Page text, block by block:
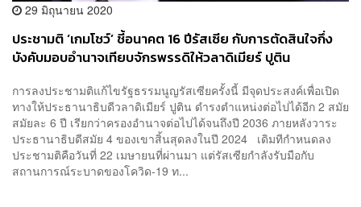
29 มิถุนายน 2020
ประชามติ ‘เกมโชว์’ ชี้อนาคต 16 ปีรัสเซีย กับการตัดสินใจกึ่ง
บังคับมอบอำนาจเทียบจักรพรรดิให้วลาดิเมียร์ ปูติน
การลงประชามติแก้ไขรัฐธรรมนูญรัสเซียครั้งนี้ มีจุดประสงค์เพื่อเปิด
ทางให้ประธานาธิบดีวลาดิเมียร์ ปูติน ดำรงตำแหน่งต่อไปได้อีก 2 สมัย
สมัยละ 6 ปี เรียกว่าครองอำนาจต่อไปได้จนถึงปี 2036 ภายหลังวาระ
ประธานาธิบดีสมัย 4 ของเขาสิ้นสุดลงในปี 2024 เดิมทีกำหนดลง
ประชามติคือวันที่ 22 เมษายนที่ผ่านมา แต่รัสเซียกำลังรับมือกับ
สถานการณ์ระบาดของโควิด-19 ท...